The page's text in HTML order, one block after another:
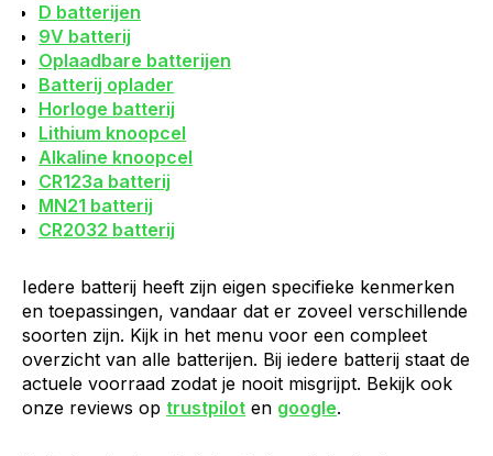
D batterijen
9V batterij
Oplaadbare batterijen
Batterij oplader
Horloge batterij
Lithium knoopcel
Alkaline knoopcel
CR123a batterij
MN21 batterij
CR2032 batterij
Iedere batterij heeft zijn eigen specifieke kenmerken
en toepassingen, vandaar dat er zoveel verschillende
soorten zijn. Kijk in het menu voor een compleet
overzicht van alle batterijen. Bij iedere batterij staat de
actuele voorraad zodat je nooit misgrijpt. Bekijk ook
onze reviews op trustpilot en google.